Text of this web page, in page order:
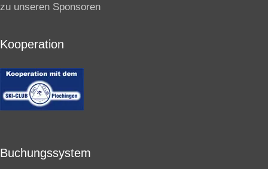
zu unseren Sponsoren
Kooperation
Buchungssystem